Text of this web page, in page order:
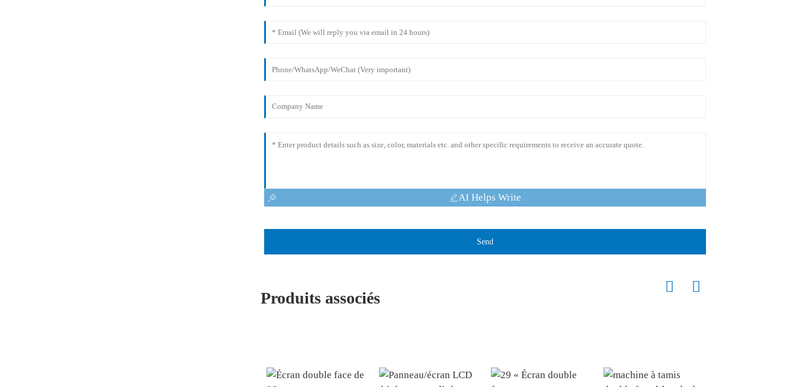
AI Helps Write
Send
Produits associés